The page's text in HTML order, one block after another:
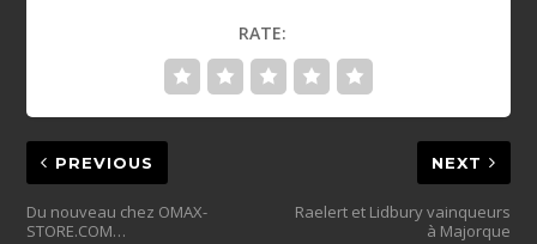
RATE:
PREVIOUS
Du nouveau chez OMAX-
STORE.COM…
NEXT
Raelert et Lidbury vainqueurs
à Majorque